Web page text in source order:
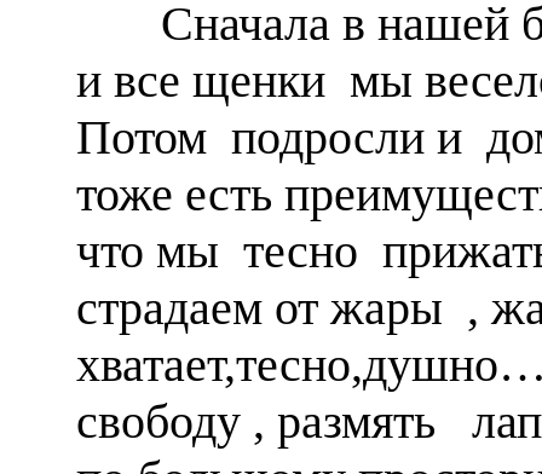
Сначала в нашей
и все щенки мы
Потом подросли и
тоже есть
что мы тесно
страдаем от жары ,
свободу , размять